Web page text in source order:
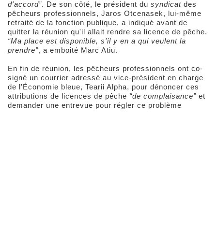
d'accord”. De son côté, le président du syndicat des
pêcheurs professionnels, Jaros Otcenasek, lui-même
retraité de la fonction publique, a indiqué avant de
quitter la réunion qu'il allait rendre sa licence de pêche.
“Ma place est disponible, s'il y en a qui veulent la
prendre”, a emboité Marc Atiu.
En fin de réunion, les pêcheurs professionnels ont co-
signé un courrier adressé au vice-président en charge
de l'Économie bleue, Tearii Alpha, pour dénoncer ces
attributions de licences de pêche “de complaisance” et
demander une entrevue pour régler ce problème